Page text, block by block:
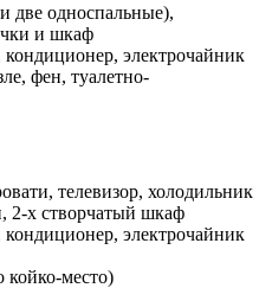
две односпальные),
и шкаф
электрочайник
фен, туалетно-
телевизор, холодильник
2-х створчатый шкаф
электрочайник
койко-место)